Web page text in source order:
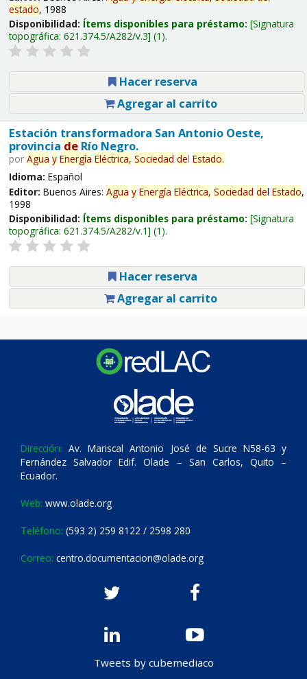
estado, 1988
Disponibilidad: Ítems disponibles para préstamo: Signatura
topográfica: 621.374.5/A282/v.3 (1).
Hacer reserva
Agregar al carrito
Estación transformadora San Antonio Oeste,
provincia deRío Negro.
por Agua y Energía Eléctrica, Sociedad del Estado.
Idioma: Español
Editor: Buenos Aires: Agua y Energía Eléctrica, Sociedad del Estado,
1998
Disponibilidad: Ítems disponibles para préstamo: Signatura
topográfica: 621.374.5/A282/v.1 (1).
Hacer reserva
Agregar al carrito
Dirección: Av. Mariscal Antonio José de Sucre N58-63 y
Fernández Salvador Edif. Olade – San Carlos, Quito –
Ecuador.
Web: www.olade.org
Teléfono: (593 2) 259 8122 / 2598 280
Correo: centro.documentacion@olade.org
Tweets by cubemediaco